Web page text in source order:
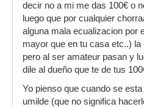
decir no a mi me das 100€ o
luego que por cualquier
alguna mala ecualizacion por
mayor que en tu casa etc..)
pero al ser amateur pasan y
dile al dueño que te de tus
Yo pienso que cuando se
umilde (que no significa